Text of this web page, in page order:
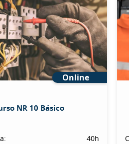
Online
NR 10 Básico
40h